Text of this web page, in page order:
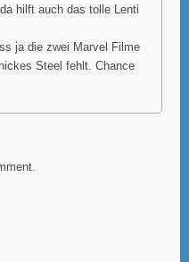
hilft auch das tolle Lenti
ja die zwei Marvel Filme
Steel fehlt. Chance